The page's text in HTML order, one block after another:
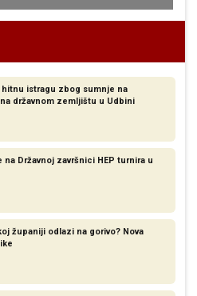
istragu zbog sumnje na
državnom zemljištu u Udbini
Državnoj završnici HEP turnira u
županiji odlazi na gorivo? Nova